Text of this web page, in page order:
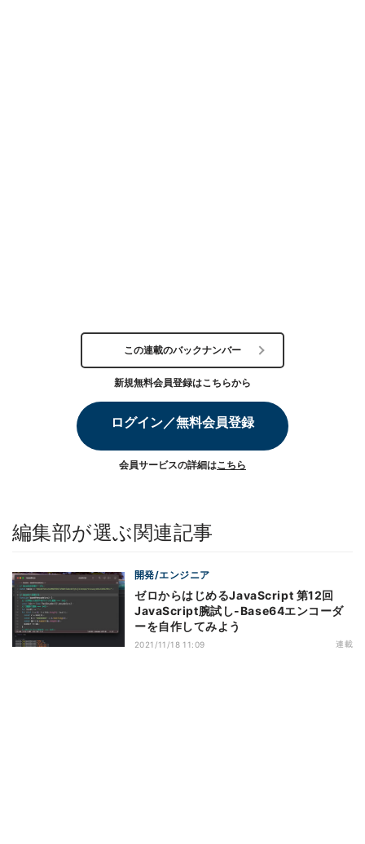
この連載のバックナンバー
新規無料会員登録はこちらから
ログイン／無料会員登録
会員サービスの詳細はこちら
編集部が選ぶ関連記事
開発/エンジニア
ゼロからはじめるJavaScript 第12回
JavaScript腕試し-Base64エンコーダ
ーを自作してみよう
2021/11/18 11:09 連載